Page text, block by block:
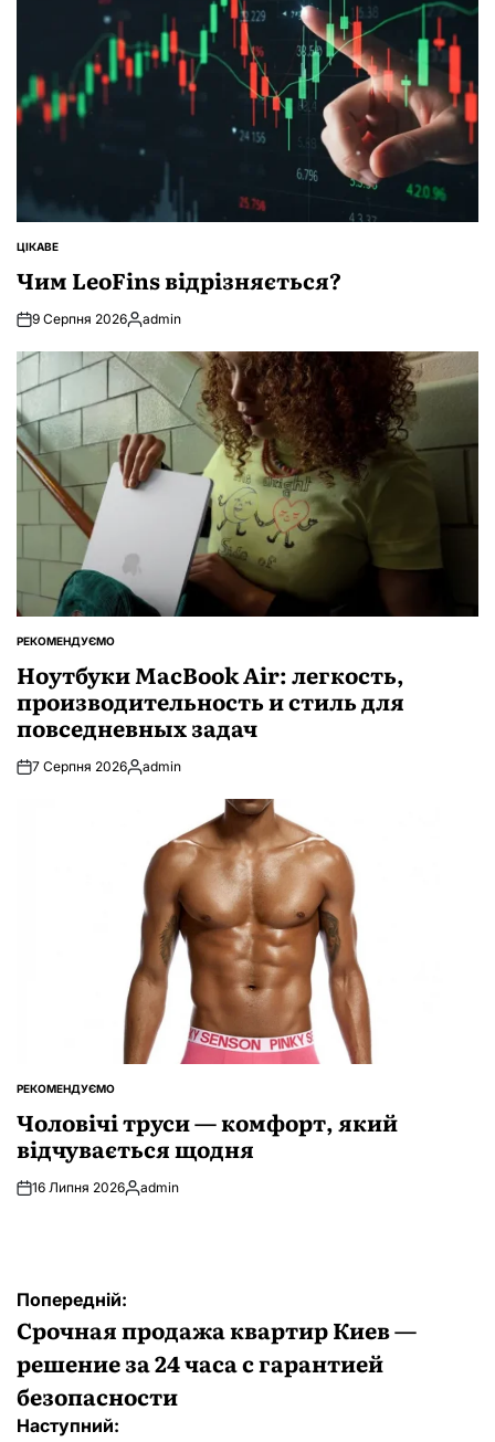
ОПУБЛІКУВАТИ
ЦІКАВЕ
Чим LeoFins відрізняється?
9 Серпня 2026Опубліковано
admin
ОПУБЛІКУВАТИ
РЕКОМЕНДУЄМО
Ноутбуки MacBook Air: легкость,
производительность и стиль для
повседневных задач
7 Серпня 2026Опубліковано
admin
ОПУБЛІКУВАТИ
РЕКОМЕНДУЄМО
Чоловічі труси — комфорт, який
відчувається щодня
16 Липня 2026Опубліковано
admin
Навігація
записів
Попередній:
Срочная продажа квартир Киев —
решение за 24 часа с гарантией
безопасности
Наступний: